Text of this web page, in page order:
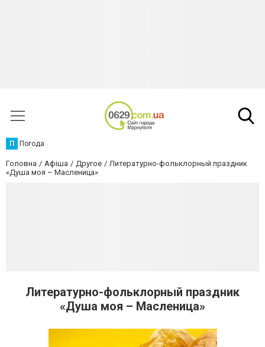
П Погода
Головна Афіша Другое
Литературно-фольклорный праздник
«Душа моя – Масленица»
Литературно-фольклорный праздник
«Душа моя – Масленица»